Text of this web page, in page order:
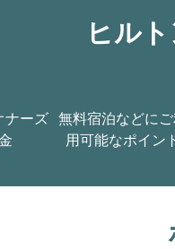
ヒル
ナーズ
無料宿泊などに
用可能なポイン